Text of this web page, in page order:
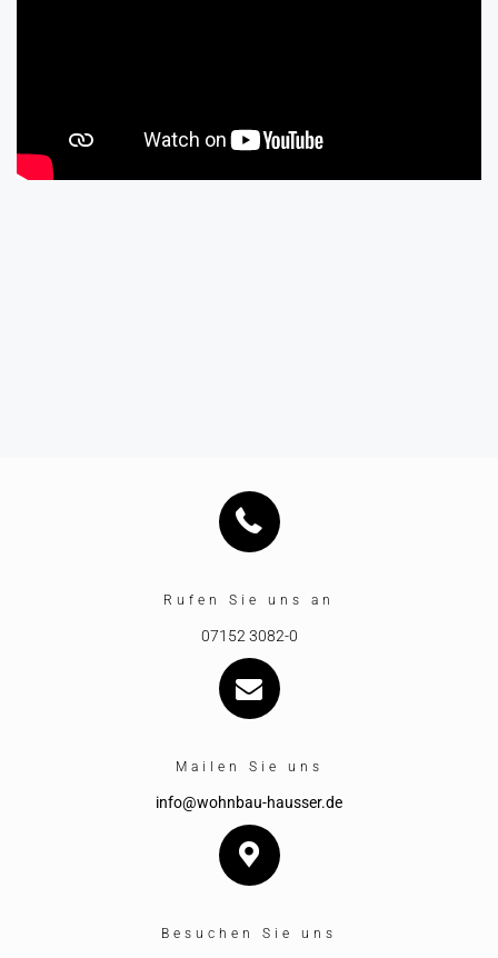
Rufen Sie uns an
07152 3082-0
Mailen Sie uns
info@wohnbau-hausser.de
Besuchen Sie uns